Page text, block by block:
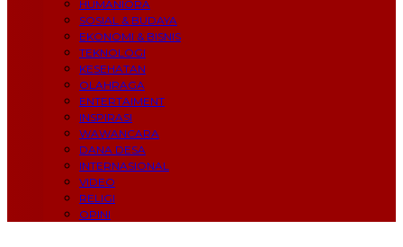
HUMANIORA
SOSIAL & BUDAYA
EKONOMI & BISNIS
TEKNOLOGI
KESEHATAN
OLAHRAGA
ENTERTAIMENT
INSPIRASI
WAWANCARA
DANA DESA
INTERNASIONAL
VIDEO
RELIGI
OPINI